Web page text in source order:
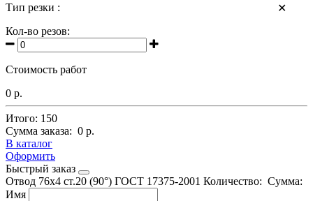
✕
Тип резки :
Кол-во резов:
Стоимость работ
0 р.
Итого: 150
Сумма заказа: 0 р.
В каталог
Оформить
Быстрый заказ
Отвод 76х4 ст.20 (90°) ГОСТ 17375-2001 Количество: Сумма:
Имя